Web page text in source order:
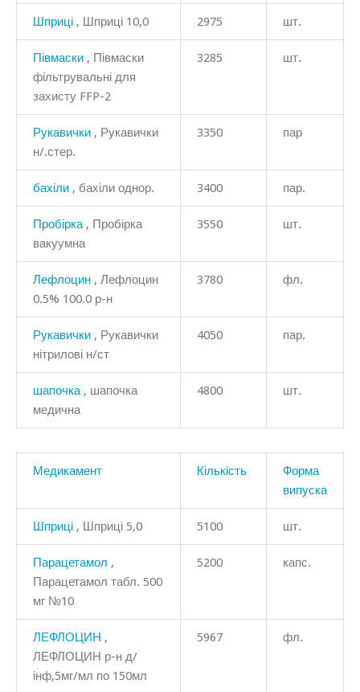
Шприці , Шприці 10,0 2975 шт.
Півмаски , Півмаски
фільтрувальні для
захисту FFP-2
3285 шт.
Рукавички , Рукавички
н/.стер.
3350 пар
бахіли , бахіли однор. 3400 пар.
Пробірка , Пробірка
вакуумна
3550 шт.
Лефлоцин , Лефлоцин
0.5% 100.0 р-н
3780 фл.
Рукавички , Рукавички
нітрилові н/ст
4050 пар.
шапочка , шапочка
медична
4800 шт.
Медикамент Кількість
Форма
випуска
Шприці , Шприці 5,0 5100 шт.
Парацетамол ,
Парацетамол табл. 500
мг №10
5200 капс.
ЛЕФЛОЦИН ,
ЛЕФЛОЦИН р-н д/
інф,5мг/мл по 150мл
5967 фл.